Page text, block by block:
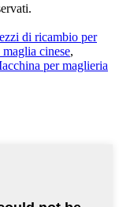
di ricambio per
cinese,
per maglieria